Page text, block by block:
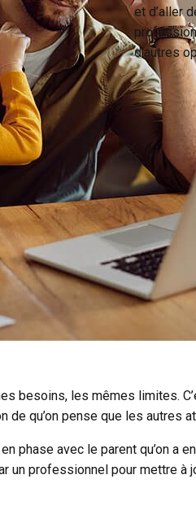
et d’aller
d’autres
besoins, les mêmes limites.
qu’on pense que les autres
avec le parent qu’on a
un professionnel pour mettre